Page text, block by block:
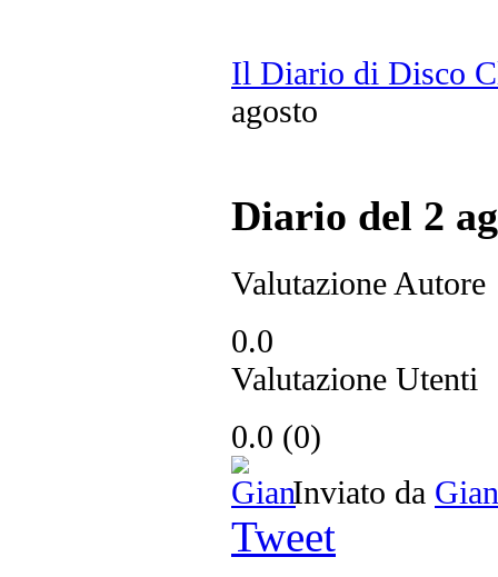
Il Diario di Disco
agosto
Diario del 2
Valutazione Autore
0.0
Valutazione Utenti
0.0 (0)
Inviato da Gian
Tweet